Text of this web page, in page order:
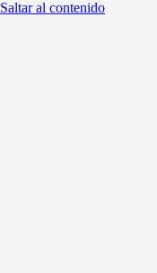
Saltar al contenido